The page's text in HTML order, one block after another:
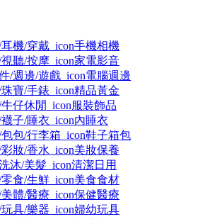
手機相機
家電影音
電腦週邊
精品黃金
服裝飾品
內睡衣
鞋子箱包
美妝保養
清潔日用
美食食材
保健醫療
婦幼玩具